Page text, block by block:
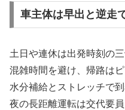
車主体は早出と逆走
土日や連休は出発時刻の
混雑時間を避け、帰路は
水分補給とストレッチで
夜の長距離運転は交代要員